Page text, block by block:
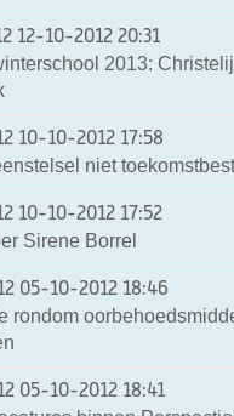
12-10-2012 20:31
2013:
10-10-2012 17:58
niet
10-10-2012 17:52
Sirene Borrel
05-10-2012 18:46
rondom
05-10-2012 18:41